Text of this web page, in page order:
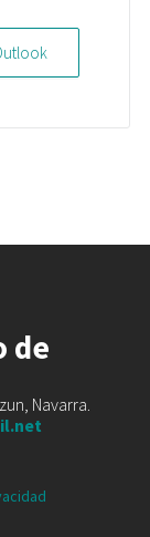
de
Navarra.